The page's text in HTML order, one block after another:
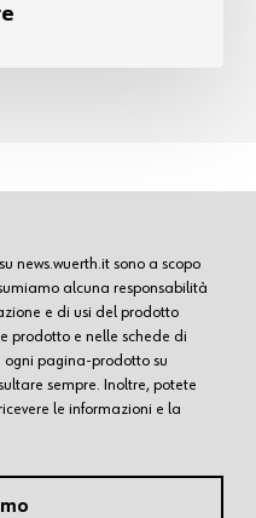
news.wuerth.it sono a scopo
alcuna responsabilità
e di usi del prodotto
prodotto e nelle schede di
pagina-prodotto su
sempre. Inoltre, potete
le informazioni e la